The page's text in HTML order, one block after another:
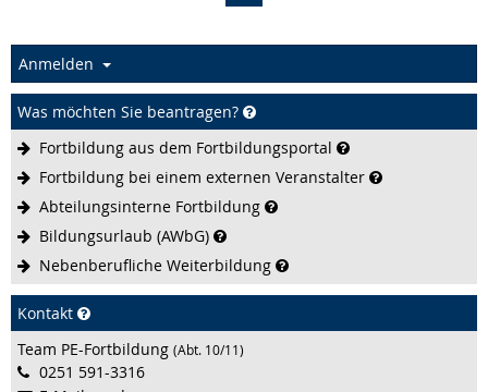
Anmelden
Was möchten Sie beantragen?
Fortbildung aus dem Fortbildungsportal
Fortbildung bei einem externen Veranstalter
Abteilungsinterne Fortbildung
Bildungsurlaub (AWbG)
Nebenberufliche Weiterbildung
Kontakt
Team PE-Fortbildung (Abt. 10/11)
0251 591-3316